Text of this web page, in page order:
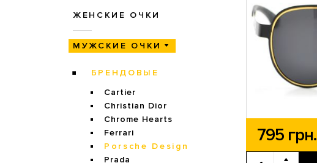
ЖЕНСКИЕ ОЧКИ
МУЖСКИЕ ОЧКИ
БРЕНДОВЫЕ
Cartier
Christian Dior
Chrome Hearts
Ferrari
Porsche Design
Prada
795 грн.